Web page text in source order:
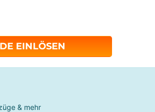
EINLÖSEN
& mehr